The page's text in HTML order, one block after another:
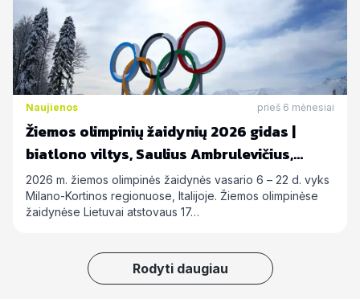
Naujienos prieš 6 mėnesiai
Žiemos olimpinių žaidynių 2026 gidas |
biatlono viltys, Saulius Ambrulevičius,
Allison Reed ir kiti
2026 m. žiemos olimpinės žaidynės vasario 6 – 22 d. vyks
Milano-Kortinos regionuose, Italijoje. Žiemos olimpinėse
žaidynėse Lietuvai atstovaus 17…
Rodyti daugiau